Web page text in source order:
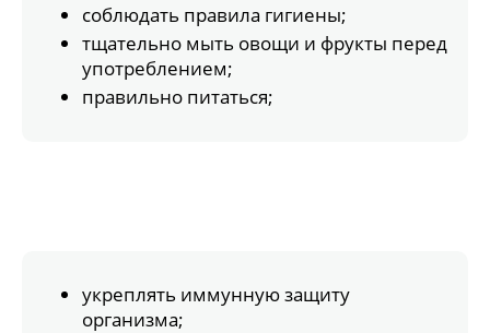
соблюдать правила гигиены;
тщательно мыть овощи и фрукты перед
употреблением;
правильно питаться;
укреплять иммунную защиту
организма;